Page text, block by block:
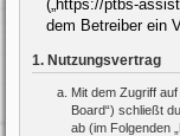
(„https://ptbs-
dem Betreiber ein
1. Nutzungsvertrag
Mit dem Zugriff
Board“) schließt
ab (im Folgenden